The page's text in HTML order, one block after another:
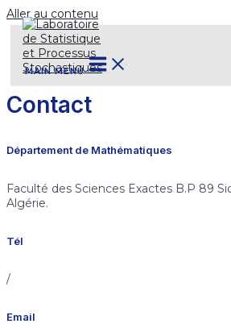
Aller au contenu
MAIN MENU
Contact
Département de Mathématiques
Faculté des Sciences Exactes B.P 89
Algérie.
Tél
/
Email